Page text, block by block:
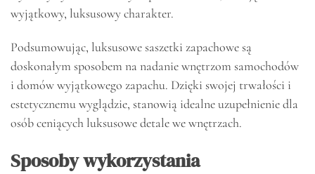
wyjątkowy, luksusowy charakter.
Podsumowując, luksusowe saszetki zapachowe są
doskonałym sposobem na nadanie wnętrzom samochodów
i domów wyjątkowego zapachu. Dzięki swojej trwałości i
estetycznemu wyglądzie, stanowią idealne uzupełnienie dla
osób ceniących luksusowe detale we wnętrzach.
Sposoby wykorzystania